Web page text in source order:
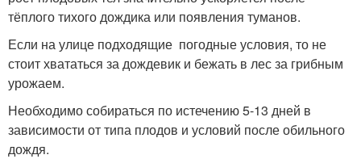
тёплого тихого дождика или появления туманов.
Если на улице подходящие погодные условия, то не
стоит хвататься за дождевик и бежать в лес за грибным
урожаем.
Необходимо собираться по истечению 5-13 дней в
зависимости от типа плодов и условий после обильного
дождя.